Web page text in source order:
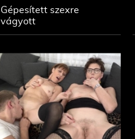
Gépesített szexre
vágyott